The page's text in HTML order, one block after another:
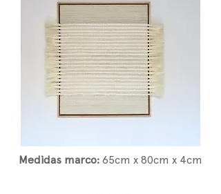
Medidas marco: 65cm x 80cm x 4cm